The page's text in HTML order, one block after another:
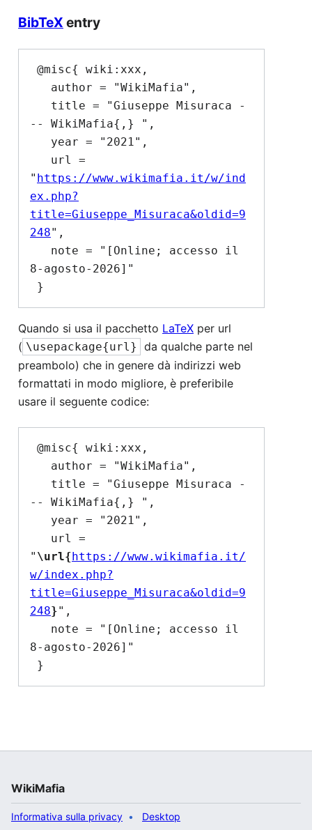
BibTeX entry
-- WikiMafia{,} ",
" https://www.wikimafia.it/w/ind
ex.php?
title=Giuseppe_Misuraca&oldid=9
248",
8-agosto-2026]"
Quando si usa il pacchetto LaTeX per url
( \usepackage{url}
da qualche parte nel
preambolo) che in genere dà indirizzi web
formattati in modo migliore, è preferibile
usare il seguente codice:
-- WikiMafia{,} ",
" \url{https://www.wikimafia.it/
w/index.php?
title=Giuseppe_Misuraca&oldid=9
248}",
8-agosto-2026]"
WikiMafia
Informativa sulla privacy Desktop